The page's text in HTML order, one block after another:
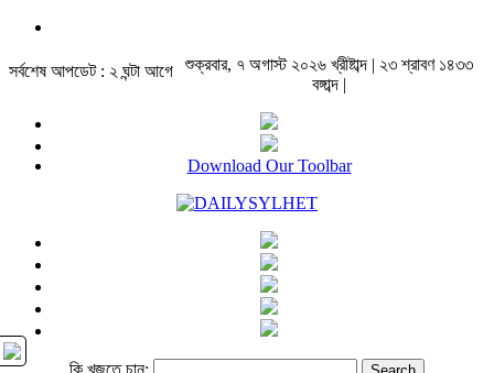
সর্বশেষ আপডেট : ২ ঘন্টা আগে
শুক্রবার, ৭ অগাস্ট ২০২৬ খ্রীষ্টাব্দ | ২৩ শ্রাবণ ১৪৩৩
বঙ্গাব্দ |
Download Our Toolbar
কি খুজতে চান: